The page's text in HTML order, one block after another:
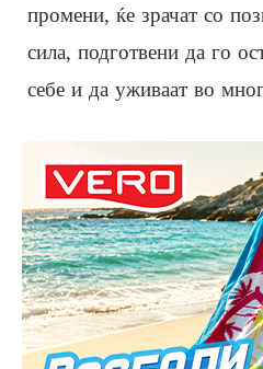
промени, ќе зрачат со
сила, подготвени да го
себе и да уживаат во